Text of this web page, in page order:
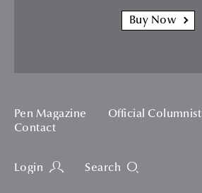
Buy Now
Pen Magazine Official Columnist
Contact
Login Search